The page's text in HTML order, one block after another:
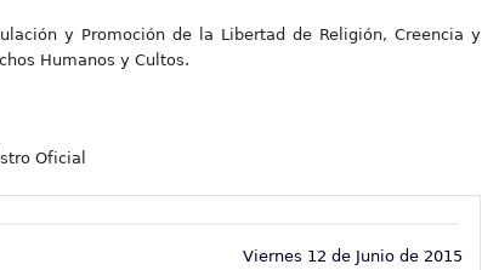
y Promoción de la Libertad de Religión, Creencia y
Humanos y Cultos.
Oficial
Viernes 12 de Junio de 2015